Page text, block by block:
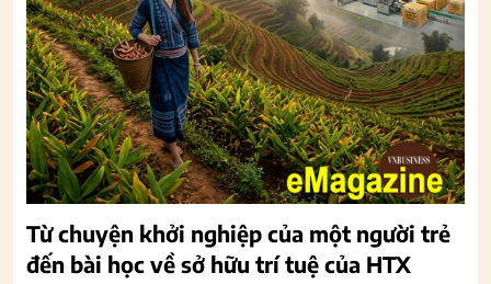
Từ chuyện khởi nghiệp của một người trẻ
đến bài học về sở hữu trí tuệ của HTX